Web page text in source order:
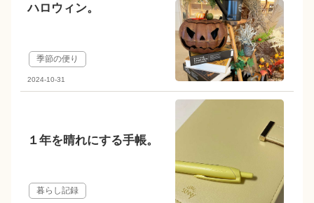
ハロウィン。
季節の便り
2024-10-31
１年を晴れにする手帳。
暮らし記録